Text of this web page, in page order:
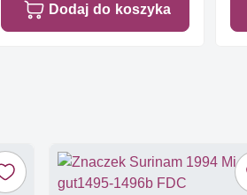
Dodaj do koszyka